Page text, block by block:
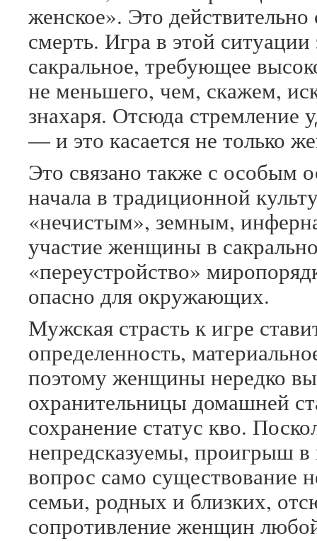
женское». Это
смерть. Игра в этой
сакральное, требующее
не меньшего, чем, скажем,
знахаря. Отсюда стремление
— и это касается не только
Это связано также с особым
начала в традиционной
«нечистым», земным,
участие женщины в
«переустройство»
опасно для окружающих.
Мужская страсть к игре
определенность,
поэтому женщины нередко
охранительницы домашней
сохранение статус кво.
непредсказуемы, проигрыш
вопрос само существование
семьи, родных и близких,
сопротивление женщин